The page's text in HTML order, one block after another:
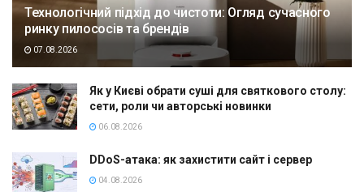
Технологічний підхід до чистоти: Огляд сучасного
ринку пилососів та брендів
07.08.2026
Як у Києві обрати суші для святкового столу:
сети, роли чи авторські новинки
06.08.2026
DDoS-атака: як захистити сайт і сервер
04.08.2026